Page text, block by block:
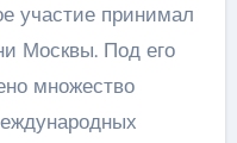
участие принимал
Москвы. Под его
множество